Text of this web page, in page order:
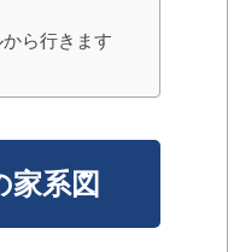
ら行きます
家系図